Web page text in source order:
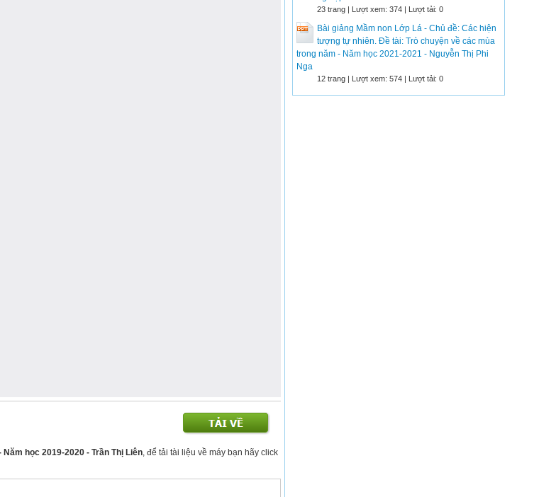
học 2019-2020 - Trần Thị Liên, để tải tài liệu về máy bạn hãy click
23 trang | Lượt xem: 374 | Lượt tải: 0
Bài giảng Mầm non Lớp Lá - Chủ đề: Các hiện
tượng tự nhiên. Đề tài: Trò chuyện về các mùa
trong năm - Năm học 2021-2021 - Nguyễn Thị Phi
Nga
12 trang | Lượt xem: 574 | Lượt tải: 0